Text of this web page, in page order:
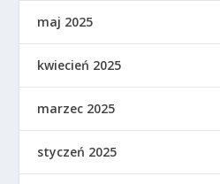
maj 2025
kwiecień 2025
marzec 2025
styczeń 2025